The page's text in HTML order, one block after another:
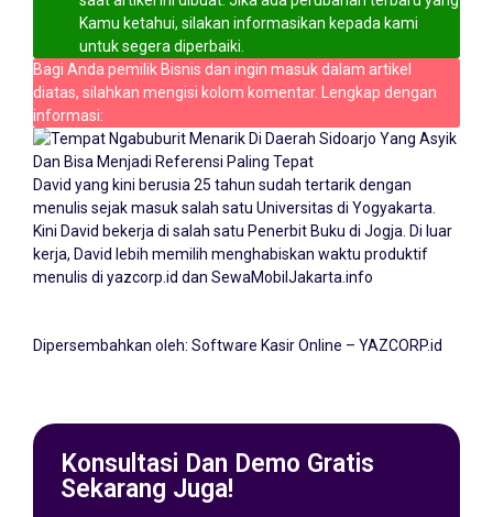
Kamu ketahui, silakan informasikan kepada kami
untuk segera diperbaiki.
Bagi Anda pemilik Bisnis dan ingin masuk dalam artikel
diatas, silahkan mengisi kolom komentar. Lengkap dengan
informasi:
David yang kini berusia 25 tahun sudah tertarik dengan
menulis sejak masuk salah satu Universitas di Yogyakarta.
Kini David bekerja di salah satu Penerbit Buku di Jogja. Di luar
kerja, David lebih memilih menghabiskan waktu produktif
menulis di yazcorp.id dan SewaMobilJakarta.info
Dipersembahkan oleh: Software Kasir Online – YAZCORP.id
Konsultasi Dan Demo Gratis
Sekarang Juga!